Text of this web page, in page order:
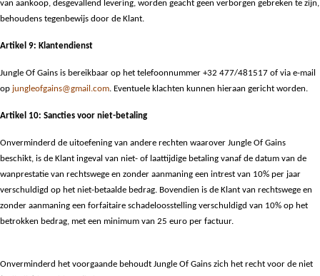
van aankoop, desgevallend levering, worden geacht geen verborgen gebreken te zijn,
behoudens tegenbewijs door de Klant.
Artikel 9: Klantendienst
Jungle Of Gains is bereikbaar op het telefoonnummer +32 477/481517 of via e-mail
op jungleofgains@gmail.com. Eventuele klachten kunnen hieraan gericht worden.
Artikel 10: Sancties voor niet-betaling
Onverminderd de uitoefening van andere rechten waarover Jungle Of Gains
beschikt, is de Klant ingeval van niet- of laattijdige betaling vanaf de datum van de
wanprestatie van rechtswege en zonder aanmaning een intrest van 10% per jaar
verschuldigd op het niet-betaalde bedrag. Bovendien is de Klant van rechtswege en
zonder aanmaning een forfaitaire schadeloosstelling verschuldigd van 10% op het
betrokken bedrag, met een minimum van 25 euro per factuur.
Onverminderd het voorgaande behoudt Jungle Of Gains zich het recht voor de niet